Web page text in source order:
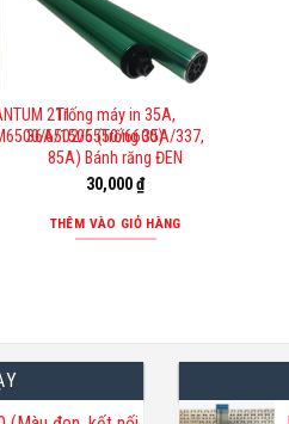
211
6502/6550/6600)
Trống máy in 35A,
36A/1505 (Trống 35A/337,
85A) Bánh răng ĐEN
30,000₫
THÊM VÀO GIỎ HÀNG